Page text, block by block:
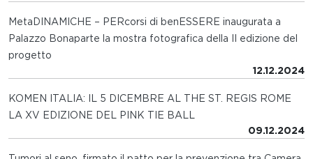
MetaDINAMICHE – PERcorsi di benESSERE inaugurata a
Palazzo Bonaparte la mostra fotografica della II edizione del
progetto
12.12.2024
KOMEN ITALIA: IL 5 DICEMBRE AL THE ST. REGIS ROME
LA XV EDIZIONE DEL PINK TIE BALL
09.12.2024